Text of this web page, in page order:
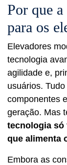
Por que
para os
Elevadores
tecnologia
agilidade e,
usuários.
componentes
geração. Mas
tecnologia só
que alimenta
Embora as